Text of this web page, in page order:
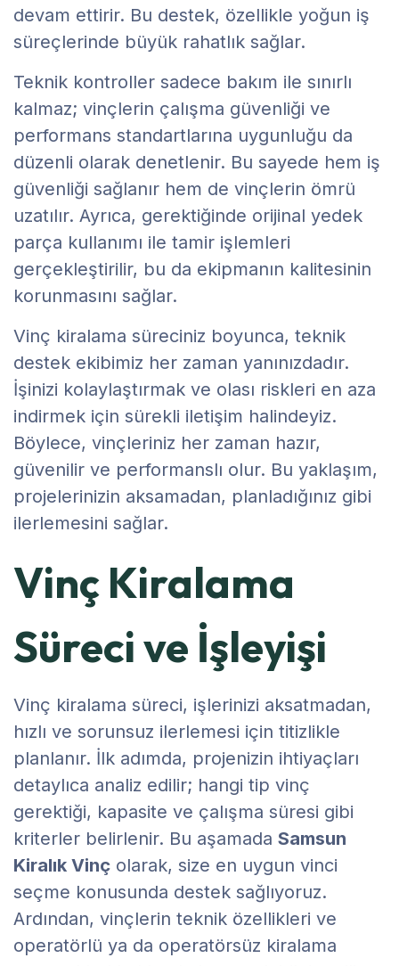
devam ettirir. Bu destek, özellikle yoğun iş
süreçlerinde büyük rahatlık sağlar.
Teknik kontroller sadece bakım ile sınırlı
kalmaz; vinçlerin çalışma güvenliği ve
performans standartlarına uygunluğu da
düzenli olarak denetlenir. Bu sayede hem iş
güvenliği sağlanır hem de vinçlerin ömrü
uzatılır. Ayrıca, gerektiğinde orijinal yedek
parça kullanımı ile tamir işlemleri
gerçekleştirilir, bu da ekipmanın kalitesinin
korunmasını sağlar.
Vinç kiralama süreciniz boyunca, teknik
destek ekibimiz her zaman yanınızdadır.
İşinizi kolaylaştırmak ve olası riskleri en aza
indirmek için sürekli iletişim halindeyiz.
Böylece, vinçleriniz her zaman hazır,
güvenilir ve performanslı olur. Bu yaklaşım,
projelerinizin aksamadan, planladığınız gibi
ilerlemesini sağlar.
Vinç Kiralama
Süreci ve İşleyişi
Vinç kiralama süreci, işlerinizi aksatmadan,
hızlı ve sorunsuz ilerlemesi için titizlikle
planlanır. İlk adımda, projenizin ihtiyaçları
detaylıca analiz edilir; hangi tip vinç
gerektiği, kapasite ve çalışma süresi gibi
kriterler belirlenir. Bu aşamada Samsun
Kiralık Vinç olarak, size en uygun vinci
seçme konusunda destek sağlıyoruz.
Ardından, vinçlerin teknik özellikleri ve
operatörlü ya da operatörsüz kiralama